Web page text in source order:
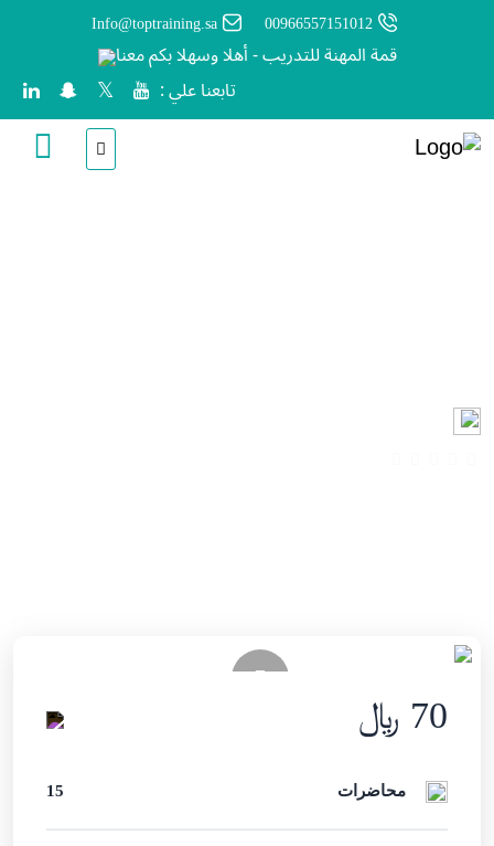
00966557151012
Info@toptraining.sa
قمة المهنة للتدريب - أهلا وسهلا بكم معنا
تابعنا علي :
70 ﷼
محاضرات 15